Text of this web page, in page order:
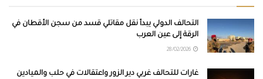
التحالف الدولي يبدأ نقل مقاتلي قسد من سجن الأقطان في
الرقة إلى عين العرب
غارات للتحالف غربي دير الزور واعتقالات في حلب والميادين